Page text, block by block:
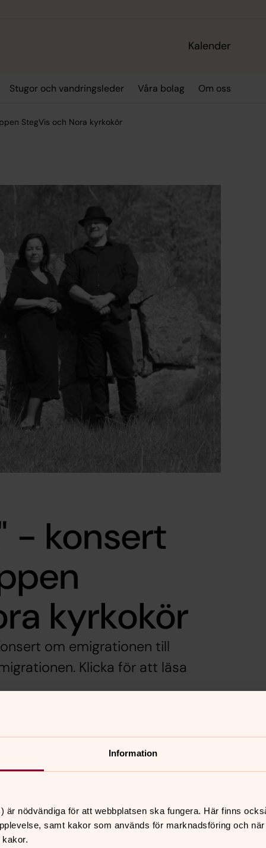
Information
är nödvändiga för att webbplatsen ska fungera. Här finns
samt kakor som används för marknadsföring och
Kalender
Stugor och vandringsleder Våra bolag Om oss
StegVis och Nora kyrkokör
- konsert
kyrkokör
om emigrationen till
Klicka för att läsa
en konsert om emigrationen till
av låtarna bygger på
många anhängare följde Erik
på Upplands historia och har
av pop, visa, lite country och